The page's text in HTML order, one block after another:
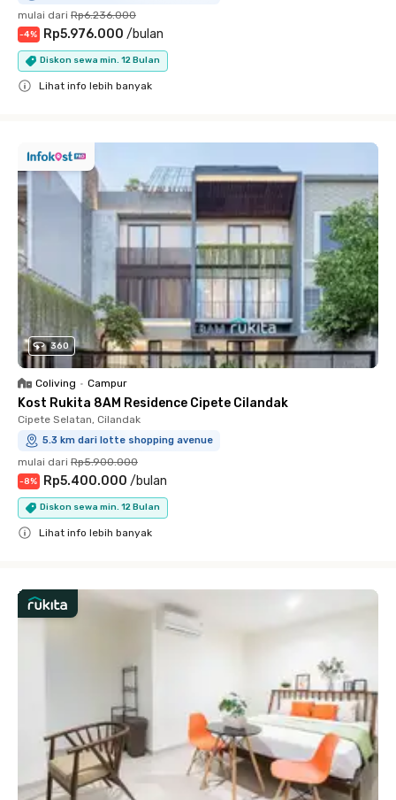
mulai dari Rp6.236.000
-4% Rp5.976.000 /bulan
Diskon sewa min. 12 Bulan
Lihat info lebih banyak
360
Coliving • Campur
Kost Rukita 8AM Residence Cipete Cilandak
Cipete Selatan, Cilandak
5.3 km dari lotte shopping avenue
mulai dari Rp5.900.000
-8% Rp5.400.000 /bulan
Diskon sewa min. 12 Bulan
Lihat info lebih banyak